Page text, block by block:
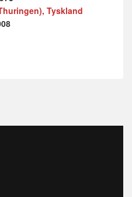
Tyskland